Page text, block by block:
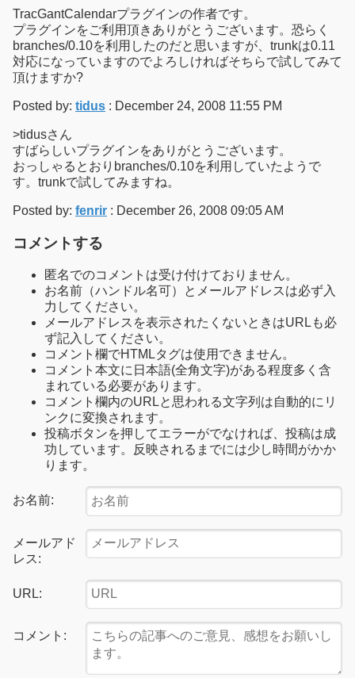
TracGantCalendarプラグインの作者です。
プラグインをご利用頂きありがとうございます。恐らく
branches/0.10を利用したのだと思いますが、trunkは0.11
対応になっていますのでよろしければそちらで試してみて
頂けますか?
Posted by: tidus : December 24, 2008 11:55 PM
>tidusさん
すばらしいプラグインをありがとうございます。
おっしゃるとおりbranches/0.10を利用していたようで
す。trunkで試してみますね。
Posted by: fenrir : December 26, 2008 09:05 AM
コメントする
匿名でのコメントは受け付けておりません。
お名前（ハンドル名可）とメールアドレスは必ず入
力してください。
メールアドレスを表示されたくないときはURLも必
ず記入してください。
コメント欄でHTMLタグは使用できません。
コメント本文に日本語(全角文字)がある程度多く含
まれている必要があります。
コメント欄内のURLと思われる文字列は自動的にリ
ンクに変換されます。
投稿ボタンを押してエラーがでなければ、投稿は成
功しています。反映されるまでには少し時間がかか
ります。
お名前:
メールアド
レス:
URL:
コメント: